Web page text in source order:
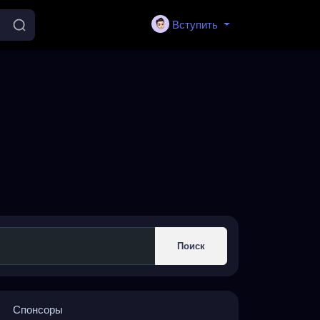
Вступить
Поиск
Спонсоры